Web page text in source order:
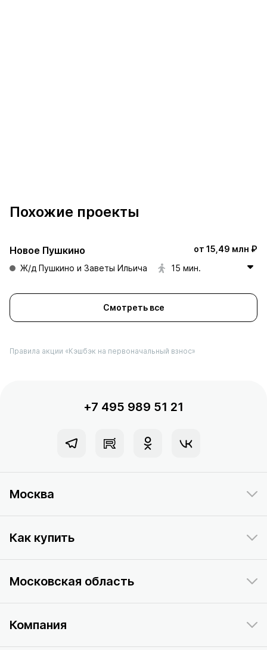
Похожие проекты
Новое Пушкино
от 15,49 млн ₽
Ж/д Пушкино и Заветы Ильича
15 мин.
Смотреть все
Правила акции «Кэшбэк на первоначальный взнос»
+7 495 989 51 21
Москва
Как купить
Московская область
Компания